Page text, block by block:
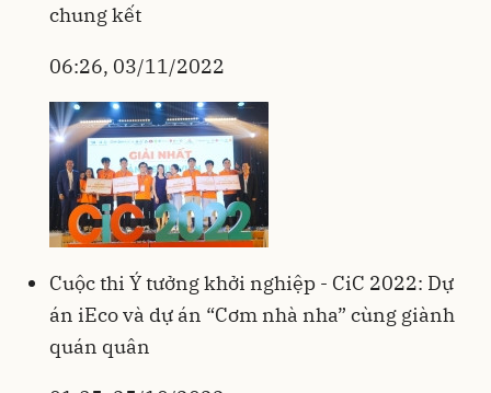
chung kết
06:26, 03/11/2022
Cuộc thi Ý tưởng khởi nghiệp - CiC 2022: Dự
án iEco và dự án “Cơm nhà nha” cùng giành
quán quân